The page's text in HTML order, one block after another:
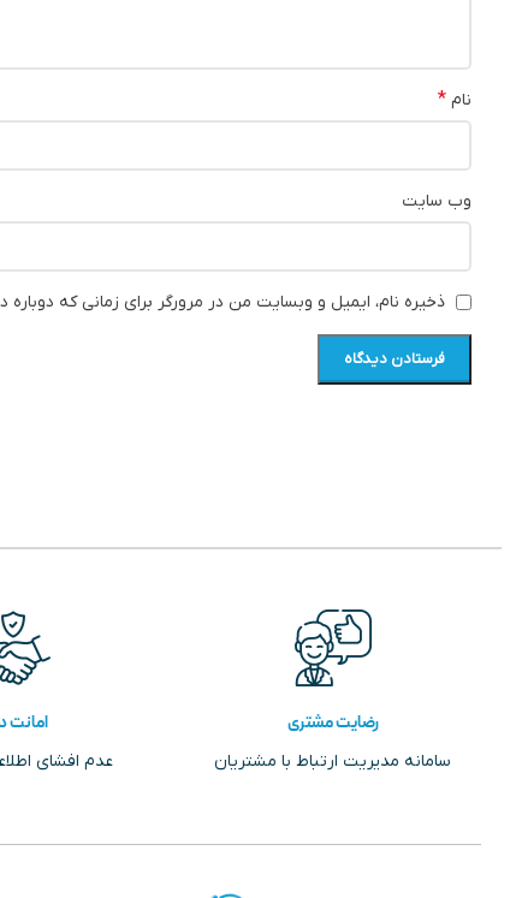
نام *
وب‌ سایت
ذخیره نام، ایمیل و وبسایت من در مرورگر برای زمانی که
رضایت مشتری
سامانه مدیریت ارتباط با مشتریان
امانت
عدم افشای